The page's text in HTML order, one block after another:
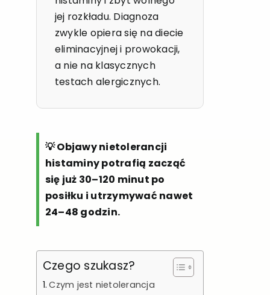
jej rozkładu. Diagnoza
zwykle opiera się na diecie
eliminacyjnej i prowokacji,
a nie na klasycznych
testach alergicznych.
💡 Objawy nietolerancji
histaminy potrafią zacząć
się już 30–120 minut po
posiłku i utrzymywać nawet
24–48 godzin.
Czego szukasz?
Czym jest nietolerancja